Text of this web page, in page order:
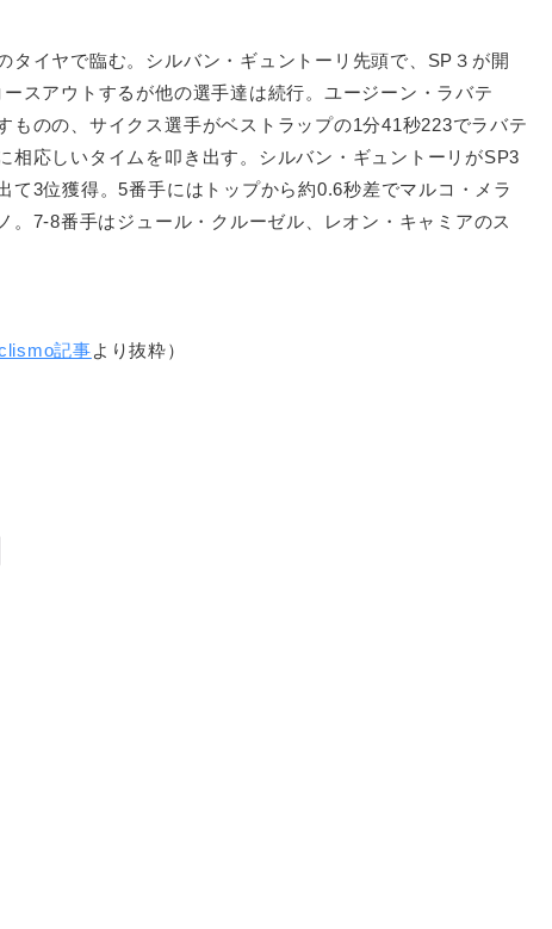
タイヤで臨む。シルバン・ギュントーリ先頭で、SP３が開
スアウトするが他の選手達は続行。ユージーン・ラバテ
ものの、サイクス選手がベストラップの1分41秒223でラバテ
相応しいタイムを叩き出す。シルバン・ギュントーリがSP3
て3位獲得。5番手にはトップから約0.6秒差でマルコ・メラ
。7-8番手はジュール・クルーゼル、レオン・キャミアのス
記事より抜粋）